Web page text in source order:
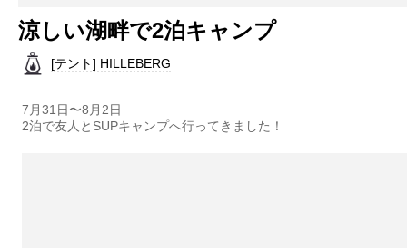
涼しい湖畔で2泊キャンプ
[テント] HILLEBERG
7月31日〜8月2日
2泊で友人とSUPキャンプへ行ってきました！